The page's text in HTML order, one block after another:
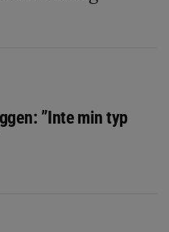
”Inte min typ